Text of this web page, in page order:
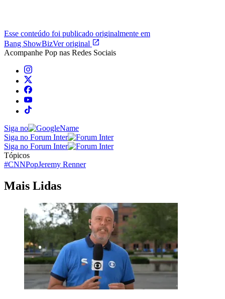
Esse conteúdo foi publicado originalmente em
Bang ShowBizVer original
Acompanhe Pop nas Redes Sociais
Siga no
Siga no Forum Inter
Siga no Forum Inter
Tópicos
#CNNPopJeremy Renner
Mais Lidas